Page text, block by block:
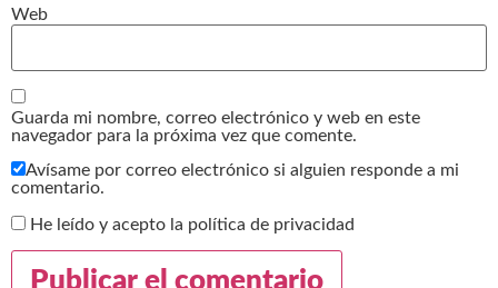
Web
Guarda mi nombre, correo electrónico y web en este
navegador para la próxima vez que comente.
Avísame por correo electrónico si alguien responde a mi
comentario.
He leído y acepto la política de privacidad